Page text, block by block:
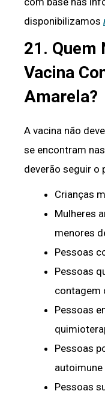
disponibilizamos
21. Quem
Vacina
Amarela?
A vacina não
se encontram
deverão seguir o
Crianças
Mulheres
menores
Pessoas
Pessoas
contagem
Pessoas
Pessoas
autoimune
Pessoas